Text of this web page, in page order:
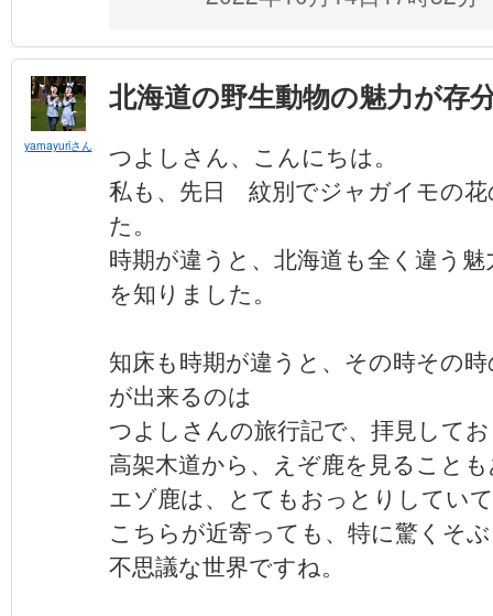
yamayuriさん
北海道の野生動物の魅力が存
つよしさん、こんにちは。
私も、先日 紋別でジャガイモの
た。
時期が違うと、北海道も全く違う
を知りました。
知床も時期が違うと、その時その
が出来るのは
つよしさんの旅行記で、拝見して
高架木道から、えぞ鹿を見ること
エゾ鹿は、とてもおっとりしてい
こちらが近寄っても、特に驚くそ
不思議な世界ですね。